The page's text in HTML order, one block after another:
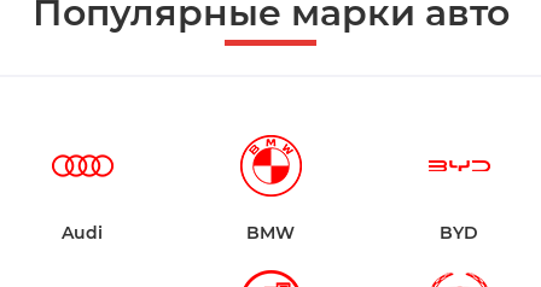
Популярные марки авто
Audi BMW BYD